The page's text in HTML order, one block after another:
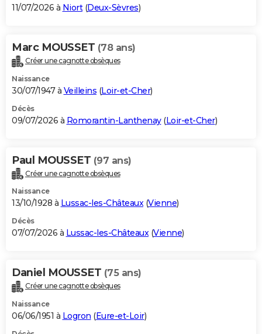
11/07/2026 à Niort(Deux-Sèvres)
Marc MOUSSET (78 ans)
Créer une cagnotte obsèques
Naissance
30/07/1947 à Veilleins (Loir-et-Cher)
Décès
09/07/2026 à Romorantin-Lanthenay(Loir-et-Cher)
Paul MOUSSET (97 ans)
Créer une cagnotte obsèques
Naissance
13/10/1928 à Lussac-les-Châteaux(Vienne)
Décès
07/07/2026 à Lussac-les-Châteaux(Vienne)
Daniel MOUSSET (75 ans)
Créer une cagnotte obsèques
Naissance
06/06/1951 à Logron (Eure-et-Loir)